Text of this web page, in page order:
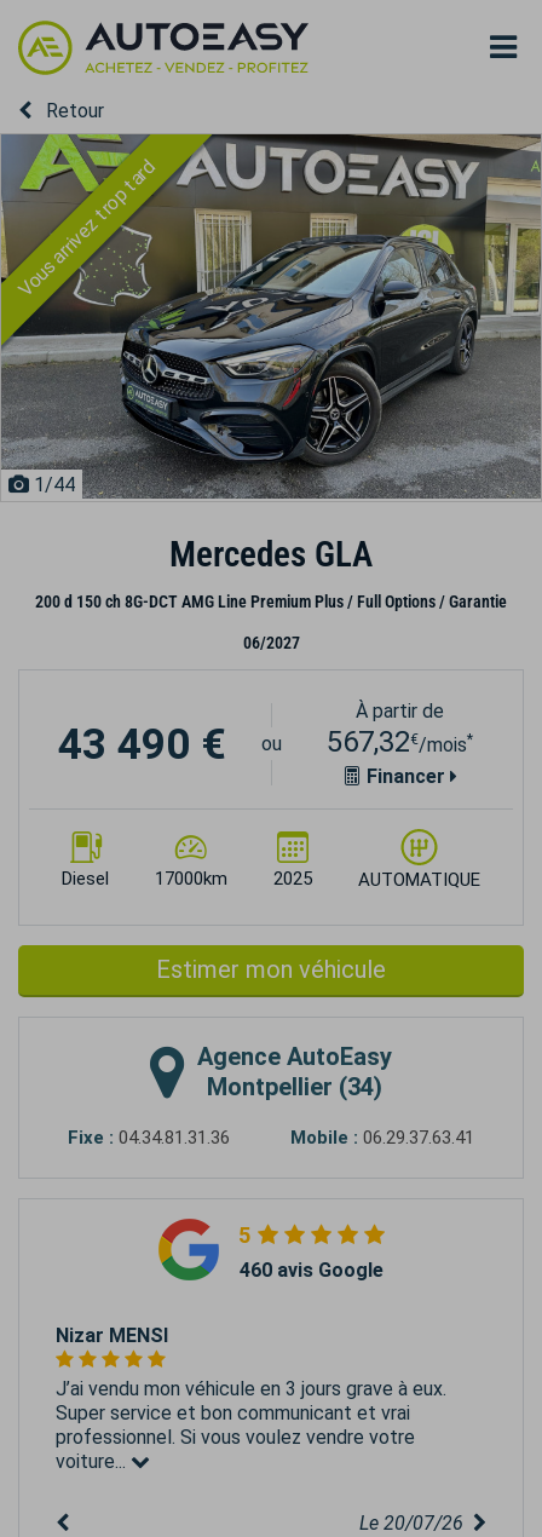
Retour
Vous arrivez trop tard
1/44
Mercedes GLA
200 d 150 ch 8G-DCT AMG Line Premium Plus / Full Options / Garantie
06/2027
Diesel 17000km 2025 AUTOMATIQUE
43 490 € ou
À partir de
567,32€/mois*
Financer
Estimer mon véhicule
Agence AutoEasy
Montpellier (34)
Fixe : 04.34.81.31.36 Mobile : 06.29.37.63.41
5
460 avis Google
Nizar MENSI
J’ai vendu mon véhicule en 3 jours grave à eux.
Super service et bon communicant et vrai
professionnel. Si vous voulez vendre votre
voiture...
Le 20/07/26